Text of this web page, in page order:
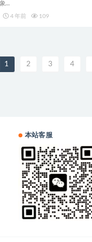
...
4 年前 109
1 2 3 4
本站客服